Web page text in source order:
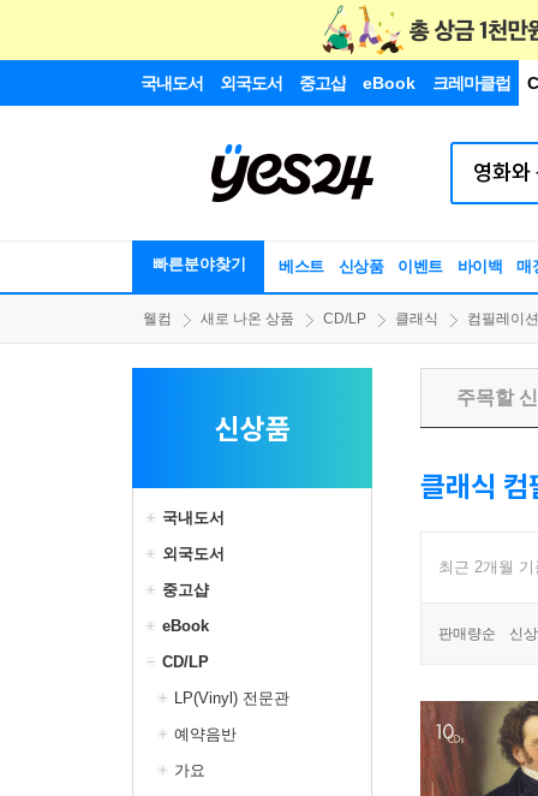
국내도서 외국도서 중고샵 eBook 크레마클럽
빠른분야찾기 베스트 신상품 이벤트 바이백 매
웰컴 새로 나온 상품 CD/LP 클래식 컴필레이션
신상품
국내도서
외국도서
중고샵
eBook
CD/LP
LP(Vinyl) 전문관
예약음반
가요
주목할
클래식
최근 2개월
판매량순 신